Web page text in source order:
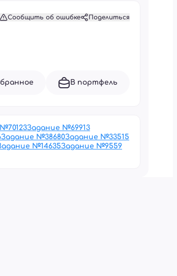
Сообщить об ошибке Поделиться
В портфель
№70123Задание №69913
Задание №38680Задание №33515
№14635Задание №9559